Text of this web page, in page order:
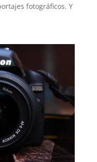
fotográficos. Y